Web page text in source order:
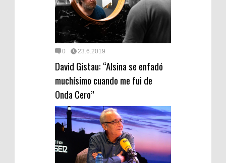
0 23.6.2019
David Gistau: “Alsina se enfadó
muchísimo cuando me fui de
Onda Cero”